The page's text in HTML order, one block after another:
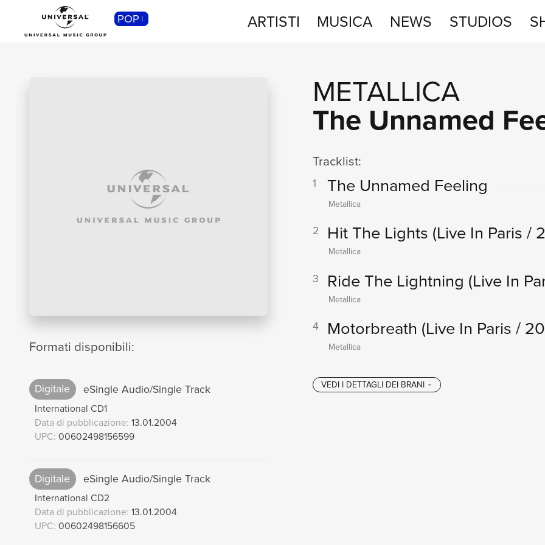
POP ARTISTI MUSICA NEWS STUDIOS
Formati disponibili:
Digitale eSingle Audio/Single Track
International CD1
Data di pubblicazione: 13.01.2004
UPC: 00602498156599
Digitale eSingle Audio/Single Track
International CD2
Data di pubblicazione: 13.01.2004
UPC: 00602498156605
METALLICA
The Unnamed
Tracklist:
1 The Unnamed Feeling
Metallica
2 Hit The Lights (Live In Paris /
Metallica
3 Ride The Lightning (Live In
Metallica
4 Motorbreath (Live In Paris /
Metallica
CLASSICA
SHOP